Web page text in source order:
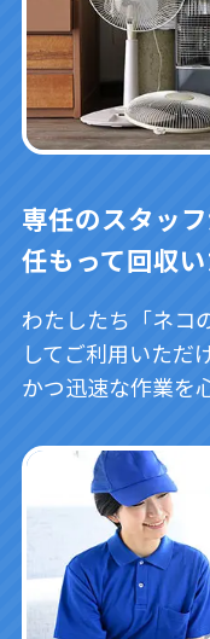
専任のスタッ
任もって回収
わたしたち「ネコ
してご利用いただ
かつ迅速な作業を